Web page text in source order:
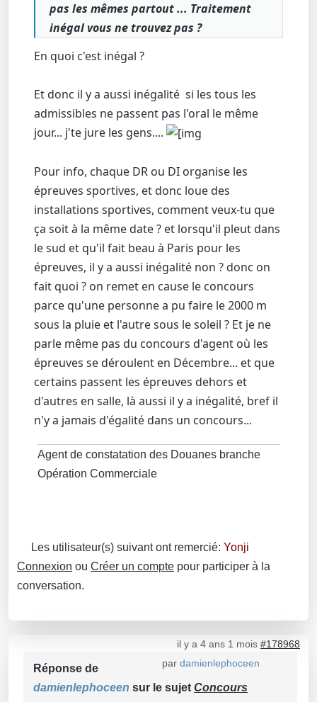
pas les mêmes partout ... Traitement
inégal vous ne trouvez pas ?
En quoi c'est inégal ?
Et donc il y a aussi inégalité si les tous les
admissibles ne passent pas l'oral le même
jour... j'te jure les gens....
Pour info, chaque DR ou DI organise les
épreuves sportives, et donc loue des
installations sportives, comment veux-tu que
ça soit à la même date ? et lorsqu'il pleut dans
le sud et qu'il fait beau à Paris pour les
épreuves, il y a aussi inégalité non ? donc on
fait quoi ? on remet en cause le concours
parce qu'une personne a pu faire le 2000 m
sous la pluie et l'autre sous le soleil ? Et je ne
parle même pas du concours d'agent où les
épreuves se déroulent en Décembre... et que
certains passent les épreuves dehors et
d'autres en salle, là aussi il y a inégalité, bref il
n'y a jamais d'égalité dans un concours...
Agent de constatation des Douanes branche
Opération Commerciale
Les utilisateur(s) suivant ont remercié: Yonji
Connexion ou Créer un compte pour participer à la
conversation.
il y a 4 ans 1 mois #178968
par damienlephoceen
Réponse de
damienlephoceen sur le sujet Concours